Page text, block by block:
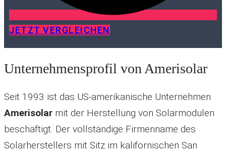
JETZT VERGLEICHEN
Unternehmensprofil von Amerisolar
Seit 1993 ist das US-amerikanische Unternehmen
Amerisolar mit der Herstellung von Solarmodulen
beschäftigt. Der vollständige Firmenname des
Solarherstellers mit Sitz im kalifornischen San